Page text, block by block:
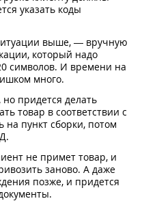
указать коды
выше, — вручную
который надо
символов. И времени на
много.
придется делать
товар в соответствии с
на пункт сборки, потом
не примет товар, и
заново. А даже
позже, и придется